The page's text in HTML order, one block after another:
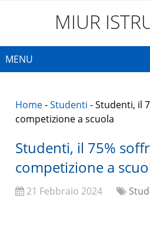
MIUR
MENU
Home-Studenti -Studenti, il
competizione a scuola
Studenti, il 75%
competizione a
21 Febbraio 2024